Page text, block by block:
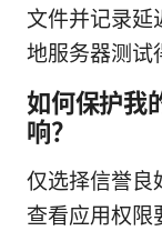
文件并记录延
地服务器测试
如何保护我
响？
仅选择信誉良
查看应用权限